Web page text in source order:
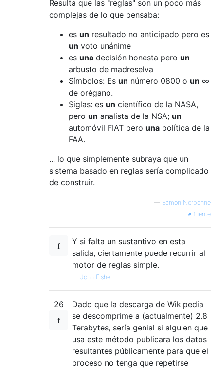
Resulta que las "reglas" son un poco más
complejas de lo que pensaba:
es un resultado no anticipado pero es
un voto unánime
es una decisión honesta pero un
arbusto de madreselva
Símbolos: Es un número 0800 o un ∞
de orégano.
Siglas: es un científico de la NASA,
pero un analista de la NSA; un
automóvil FIAT pero una política de la
FAA.
... lo que simplemente subraya que un
sistema basado en reglas sería complicado
de construir.
— Eamon Nerbonne
fuente
Y si falta un sustantivo en esta
salida, ciertamente puede recurrir al
motor de reglas simple.
— John Fisher
26
Dado que la descarga de Wikipedia
se descomprime a (actualmente) 2.8
Terabytes, sería genial si alguien que
usa este método publicara los datos
resultantes públicamente para que el
proceso no tenga que repetirse